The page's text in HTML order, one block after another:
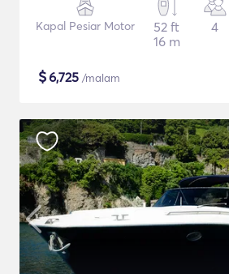
Kapal Pesiar Motor
52 ft
16 m
4
$6,725 /malam